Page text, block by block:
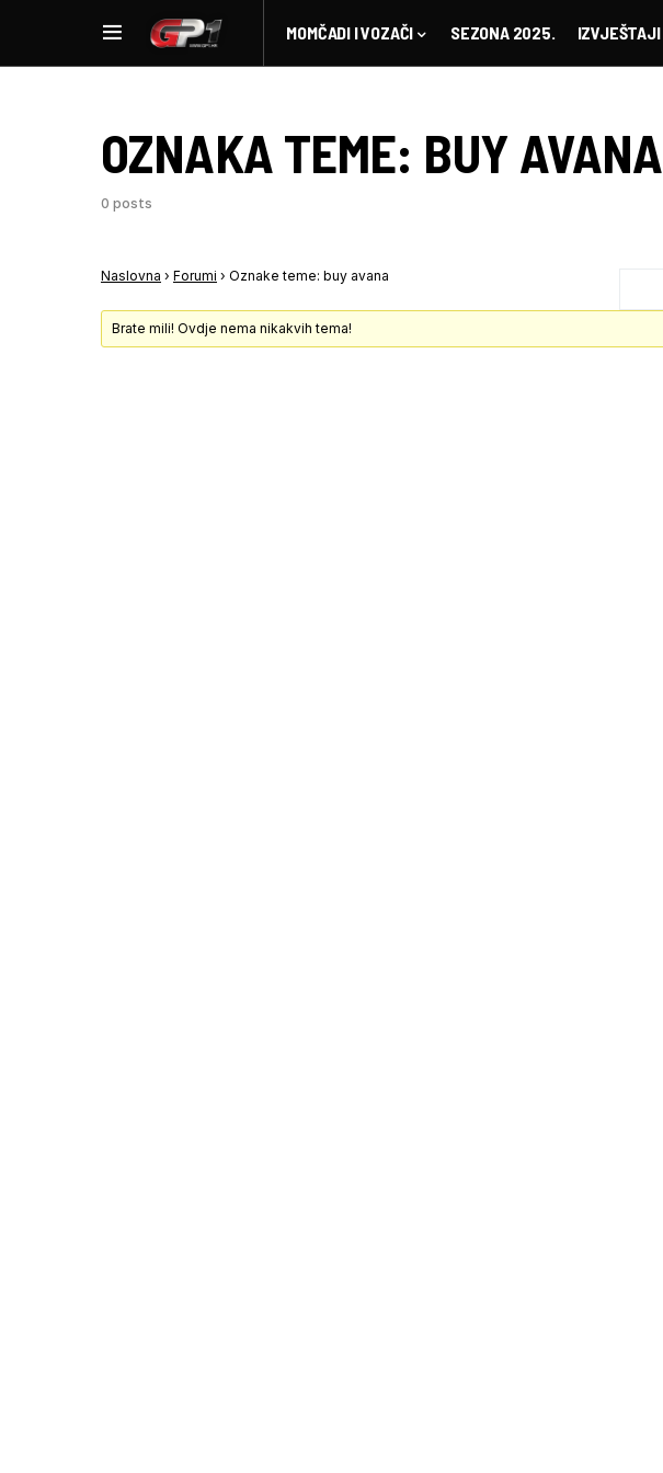
MOMČADI I VOZAČI SEZONA 2025. IZVJEŠTAJI
OZNAKA TEME: BUY AVANA
0 posts
Naslovna › Forumi › Oznake teme: buy avana
Brate mili! Ovdje nema nikakvih tema!